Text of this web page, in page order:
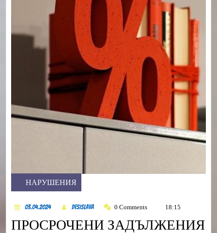
НАРУШЕНИЯ
03.04.2024
03.04.2024
DesiSlava
DesiSlava
0 Comments 18:15
ПРОСРОЧЕНИ ЗАДЪЛЖЕНИЯ